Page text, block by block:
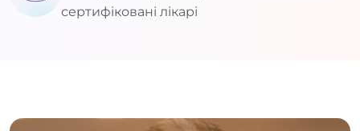
сертифіковані лікарі